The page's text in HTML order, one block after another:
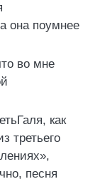
она поумнее
во мне
как
третьего
песня